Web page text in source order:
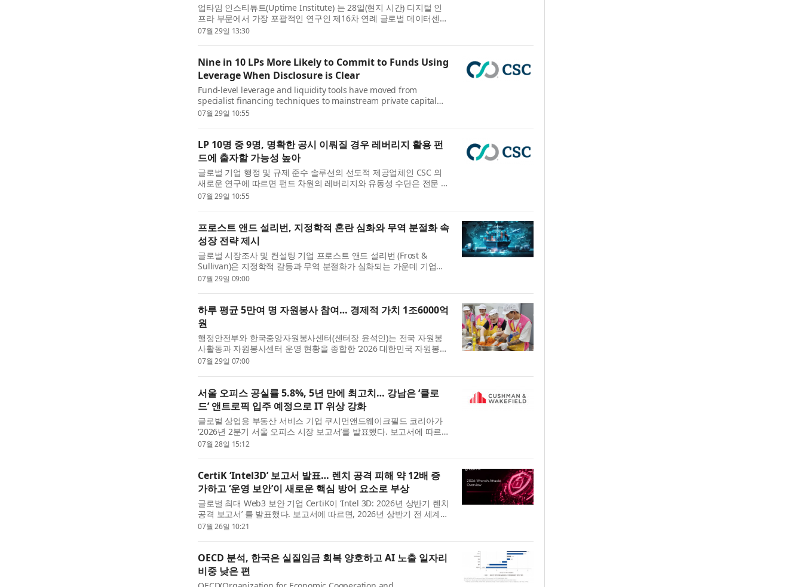
업타임 인스티튜트(Uptime Institute) 는 28일(현지 시간) 디지털 인
프라 부문에서 가장 포괄적인 연구인 제16차 연례 글로벌 데이터센터
설문조사 결과를 발표했다. 2026년 조사 결과는 비용 상승이 여전히
07월 29일 13:30
Nine in 10 LPs More Likely to Commit to Funds Using
Leverage When Disclosure is Clear
Fund-level leverage and liquidity tools have moved from
specialist financing techniques to mainstream private capital
infrastructure, according to new research from CSC , the
07월 29일 10:55
LP 10명 중 9명, 명확한 공시 이뤄질 경우 레버리지 활용 펀
드에 출자할 가능성 높아
글로벌 기업 행정 및 규제 준수 솔루션의 선도적 제공업체인 CSC 의
새로운 연구에 따르면 펀드 차원의 레버리지와 유동성 수단은 전문 금
융 기법에서 사모자본 시장의 주류 인프라로 자리 잡았다. 조사 결과,
07월 29일 10:55
프로스트 앤드 설리번, 지정학적 혼란 심화와 무역 분절화 속
성장 전략 제시
글로벌 시장조사 및 컨설팅 기업 프로스트 앤드 설리번 (Frost &
Sullivan)은 지정학적 갈등과 무역 분절화가 심화되는 가운데 기업들
이 공급망 리스크에 효과적으로 대응하고 지속 가능한 성장을 이어가
07월 29일 09:00
하루 평균 5만여 명 자원봉사 참여… 경제적 가치 1조6000억
원
행정안전부와 한국중앙자원봉사센터(센터장 윤석인)는 전국 자원봉
사활동과 자원봉사센터 운영 현황을 종합한 ‘2026 대한민국 자원봉사
현황’을 발간했다고 밝혔다. 중앙·광역·기초 자원봉사센터가 협력해
07월 29일 07:00
서울 오피스 공실률 5.8%, 5년 만에 최고치… 강남은 ‘클로
드’ 앤트로픽 입주 예정으로 IT 위상 강화
글로벌 상업용 부동산 서비스 기업 쿠시먼앤드웨이크필드 코리아가
‘2026년 2분기 서울 오피스 시장 보고서’를 발표했다. 보고서에 따르
면 서울 A급 오피스 시장의 전체 공실률은 전 분기 대비 1.8%p 상승
07월 28일 15:12
CertiK ‘Intel3D’ 보고서 발표… 렌치 공격 피해 약 12배 증
가하고 ‘운영 보안’이 새로운 핵심 방어 요소로 부상
글로벌 최대 Web3 보안 기업 CertiK이 ‘Intel 3D: 2026년 상반기 렌치
공격 보고서’ 를 발표했다. 보고서에 따르면, 2026년 상반기 전 세계에
서 공개적으로 확인된 렌치 공격 사건은 총 52건으로, 전년 동기 대비
07월 26일 10:21
OECD 분석, 한국은 실질임금 회복 양호하고 AI 노출 일자리
비중 낮은 편